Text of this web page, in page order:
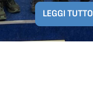
LEGGI TUTTO